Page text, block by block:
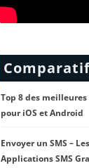
Top 8 des
pour iOS et Android
Envoyer un SMS –
Applications SMS